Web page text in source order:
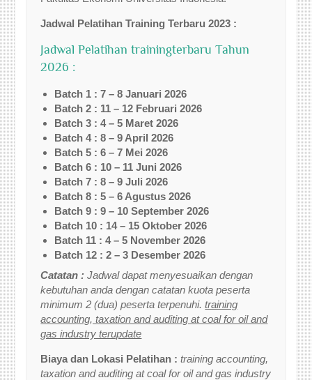
Jadwal PelatihanTraining Terbaru2023 :
Jadwal Pelatihan trainingterbaru Tahun
2026 :
Batch 1 : 7 – 8 Januari 2026
Batch 2 : 11 – 12 Februari 2026
Batch 3 : 4 – 5 Maret 2026
Batch 4 : 8 – 9 April 2026
Batch 5 : 6 – 7 Mei 2026
Batch 6 : 10 – 11 Juni 2026
Batch 7 : 8 – 9 Juli 2026
Batch 8 : 5 – 6 Agustus 2026
Batch 9 : 9 – 10 September 2026
Batch 10 : 14 – 15 Oktober 2026
Batch 11 : 4 – 5 November 2026
Batch 12 : 2 – 3 Desember 2026
Catatan :Jadwal dapat menyesuaikan dengan
kebutuhan anda dengan catatan kuota peserta
minimum 2 (dua) peserta terpenuhi.training
accounting, taxation and auditing at coal for oil and
gas industry terupdate
Biaya dan Lokasi Pelatihan :training accounting,
taxation and auditing at coal for oil and gas industry